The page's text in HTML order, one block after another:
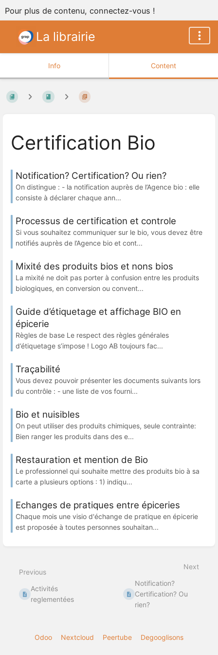
Pour plus de contenu, connectez-vous !
La librairie
Info Content
Certification Bio
Notification? Certification? Ou rien?
On distingue : - la notification auprès de l’Agence bio : elle
consiste à déclarer chaque ann...
Processus de certification et controle
Si vous souhaitez communiquer sur le bio, vous devez être
notifiés auprès de l’Agence bio et cont...
Mixité des produits bios et nons bios
La mixité ne doit pas porter à confusion entre les produits
biologiques, en conversion ou convent...
Guide d’étiquetage et affichage BIO en
épicerie
Règles de base Le respect des règles générales
d’étiquetage s’impose ! Logo AB toujours fac...
Traçabilité
Vous devez pouvoir présenter les documents suivants lors
du contrôle : - une liste de vos fourni...
Bio et nuisibles
On peut utiliser des produits chimiques, seule contrainte:
Bien ranger les produits dans des e...
Restauration et mention de Bio
Le professionnel qui souhaite mettre des produits bio à sa
carte a plusieurs options : 1) indiqu...
Echanges de pratiques entre épiceries
Chaque mois une visio d'échange de pratique en épicerie
est proposée à toutes personnes souhaitan...
Previous
Activités
reglementées
Next
Notification?
Certification? Ou
rien?
Odoo Nextcloud Peertube Degooglisons